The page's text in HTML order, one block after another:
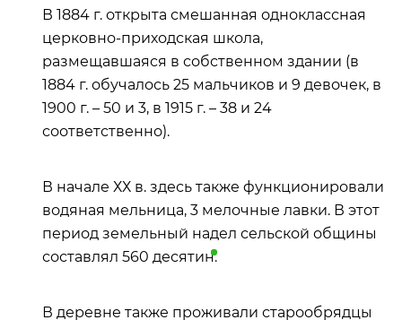
В 1884 г. открыта смешанная одноклассная
церковно-приходская школа,
размещавшаяся в собственном здании (в
1884 г. обучалось 25 мальчиков и 9 девочек, в
1900 г. – 50 и 3, в 1915 г. – 38 и 24
соответственно).
В начале ХХ в. здесь также функционировали
водяная мельница, 3 мелочные лавки. В этот
период земельный надел сельской общины
составлял 560 десятин.
В деревне также проживали старообрядцы